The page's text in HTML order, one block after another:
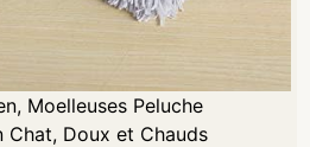
Moelleuses Peluche
Chat, Doux et Chauds